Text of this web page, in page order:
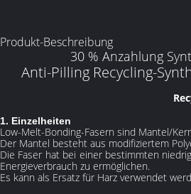
Produkt-Beschreibung
30 % Anzahlung
Anti-Pilling Recycling-
1. Einzelheiten
Low-Melt-Bonding-Fasern sind Mantel/
Der Mantel besteht aus modifiziertem
Die Faser hat bei einer bestimmten
Energieverbrauch zu ermöglichen.
Es kann als Ersatz für Harz verwendet